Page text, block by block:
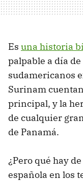
Es una historia
palpable a día
sudamericanos
Surinam
principal, y la
de cualquier
de Panamá.
¿Pero qué hay
española en los